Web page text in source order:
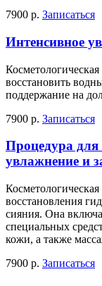
7900 р. Записаться
Интенсивное
восстановить
поддержание на
7900 р. Записаться
Процедура для
увлажнение и
восстановления
сияния. Она
специальных
кожи, а также
7900 р. Записаться